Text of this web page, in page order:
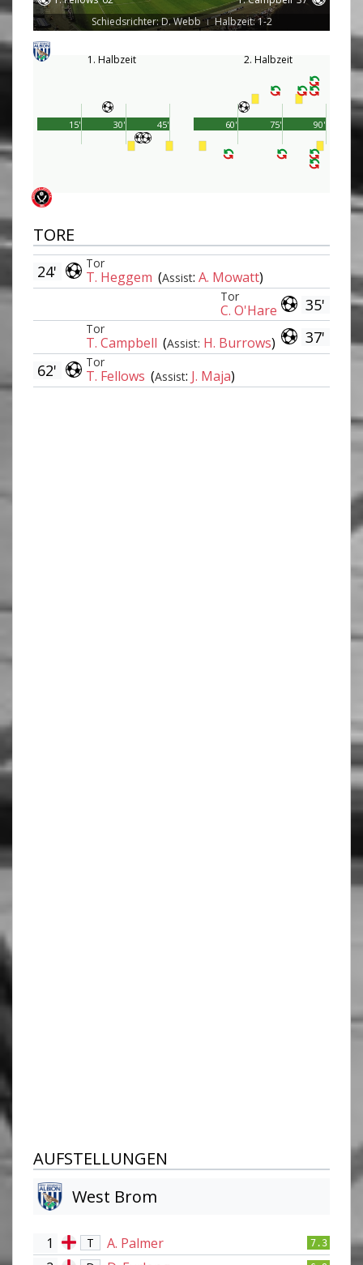
Schiedsrichter: D. Webb | Halbzeit: 1-2
1. Halbzeit
45'
15' 30'
2. Halbzeit
90'
60' 75'
TORE
Tor
T. Heggem (Assist: A. Mowatt)
24'
35'
Tor
C. O'Hare
37'
Tor
T. Campbell (Assist: H. Burrows)
Tor
T. Fellows (Assist: J. Maja)
62'
AUFSTELLUNGEN
West Brom
1 T A. Palmer 7.3